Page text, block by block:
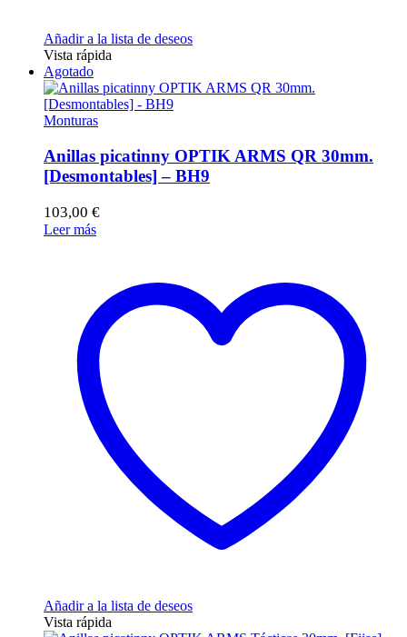
Añadir a la lista de deseos
Vista rápida
Agotado
Monturas
Anillas picatinny OPTIK ARMS QR 30mm.
[Desmontables] – BH9
103,00 €
Leer más
Añadir a la lista de deseos
Vista rápida